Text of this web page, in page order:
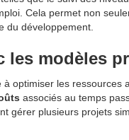
Cela permet non
du développement.
les modèles
optimiser les ressources
associés au temps
gérer plusieurs projets